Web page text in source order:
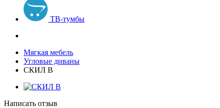
ТВ-тумбы
Мягкая мебель
Угловые диваны
СКИЛ В
Написать отзыв